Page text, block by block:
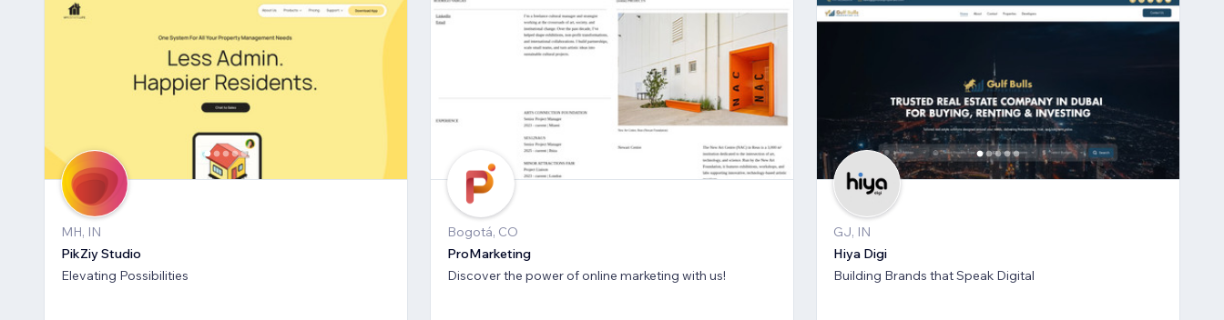
MH, IN
PikZiy Studio
Elevating Possibilities
Bogotá, CO
ProMarketing
Discover the power of online marketing with us!
GJ, IN
Hiya Digi
Building Brands that Speak Digital